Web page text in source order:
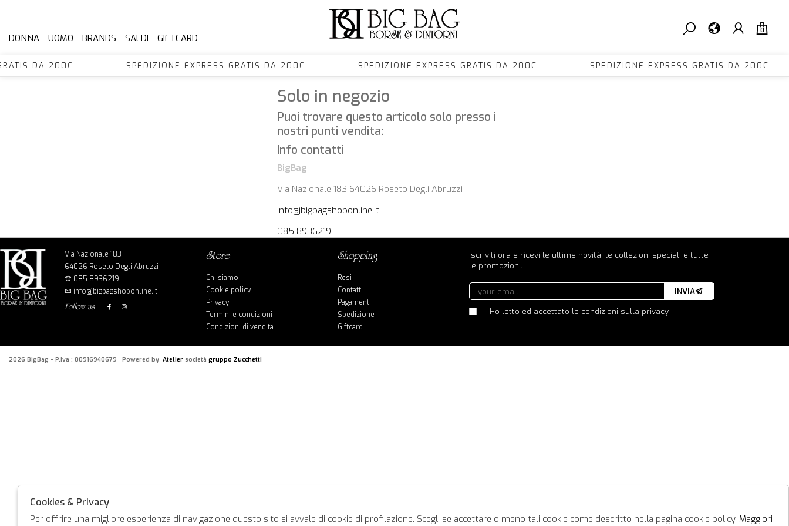
0
DONNA UOMO BRANDS SALDI GIFTCARD
GRATIS DA 200€ SPEDIZIONE EXPRESS GRATIS DA 200€ SPEDIZIONE EXPRESS GRATIS DA 200€ SPEDIZIONE EXPRESS GRATIS
Solo in negozio
Puoi trovare questo articolo solo presso i
nostri punti vendita:
Info contatti
BigBag
Via Nazionale 183 64026 Roseto Degli Abruzzi
info@bigbagshoponline.it
085 8936219
Via Nazionale 183
64026 Roseto Degli Abruzzi
085 8936219
info@bigbagshoponline.it
follow us
store
Chi siamo
Cookie policy
Privacy
Termini e condizioni
Condizioni di vendita
shopping
Resi
Contatti
Pagamenti
Spedizione
Giftcard
Iscriviti ora e ricevi le ultime novità, le collezioni speciali e tutte
le promozioni.
Ho letto ed accettato le condizioni sulla privacy.
INVIA
2026 BigBag - P.iva : 00916940679 Powered by Atelier società gruppo Zucchetti
Cookies & Privacy
Per offrire una migliore esperienza di navigazione questo sito si avvale di cookie di profilazione. Scegli se accettare o meno tali cookie come descritto nella pagina cookie policy. Maggiori